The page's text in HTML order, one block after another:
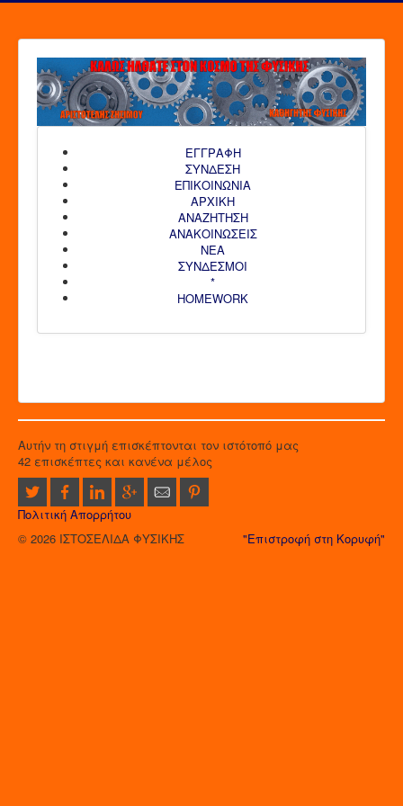
ΕΓΓΡΑΦΗ
ΣΥΝΔΕΣΗ
ΕΠΙΚΟΙΝΩΝΙΑ
ΑΡΧΙΚΗ
AΝΑΖΗΤΗΣΗ
ΑΝΑΚΟΙΝΩΣΕΙΣ
ΝΕΑ
ΣΥΝΔΕΣΜΟΙ
*
HOMEWORK
Αυτήν τη στιγμή επισκέπτονται τον ιστότοπό μας
42 επισκέπτες και κανένα μέλος
Πολιτική Απορρήτου
"Επιστροφή στη Κορυφή"
© 2026 ΙΣΤΟΣΕΛΙΔΑ ΦΥΣΙΚΗΣ